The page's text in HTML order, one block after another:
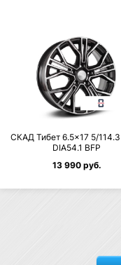
СКАД Тибет 6.5×17 5/
DIA54.1 BFP
13 990 руб.